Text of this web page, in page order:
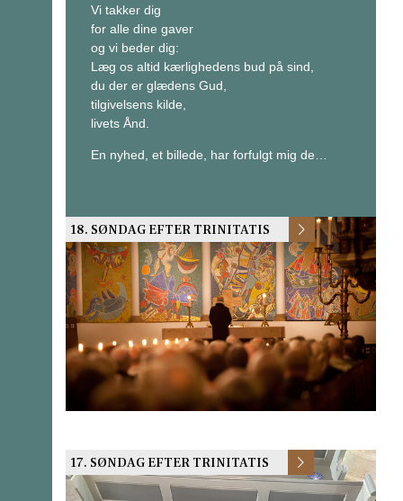
Vi takker dig
for alle dine gaver
og vi beder dig:
Læg os altid kærlighedens bud på sind,
du der er glædens Gud,
tilgivelsens kilde,
livets Ånd.
En nyhed, et billede, har forfulgt mig de…
18. SØNDAG EFTER TRINITATIS
17. SØNDAG EFTER TRINITATIS